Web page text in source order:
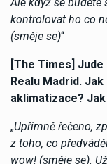
kontrolovat ho co
(směje se)“
[The Times]
Realu Madrid.
aklimatizace?
„Upřímně řečeno,
z toho, co
wow! (směje se).